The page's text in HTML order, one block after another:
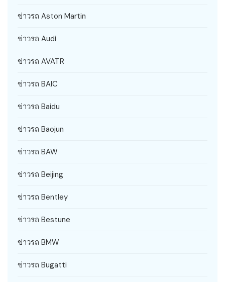
ข่าวรถ Aston Martin
ข่าวรถ Audi
ข่าวรถ AVATR
ข่าวรถ BAIC
ข่าวรถ Baidu
ข่าวรถ Baojun
ข่าวรถ BAW
ข่าวรถ Beijing
ข่าวรถ Bentley
ข่าวรถ Bestune
ข่าวรถ BMW
ข่าวรถ Bugatti